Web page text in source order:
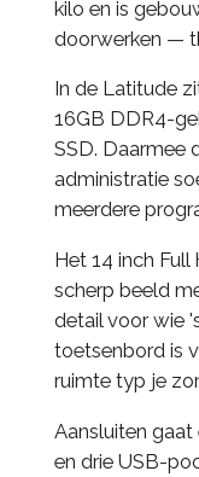
kilo en is
doorwerken —
In de Latitude
16GB DDR4-
SSD. Daarmee
administratie
meerdere
Het 14 inch
scherp beeld
detail voor wie
toetsenbord is
ruimte typ je
Aansluiten
en drie USB-